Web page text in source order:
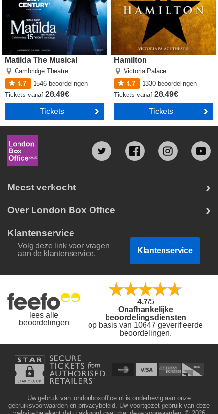
Matilda The Musical
Cambridge Theatre
4.7
1546 beoordelingen
Ticketsvanaf28.49€
Tickets
Hamilton
Victoria Palace
4.7
1330 beoordelingen
Ticketsvanaf28.49€
Tickets
Meest verkocht
Over London Box Office
Klantenservice
Volg deze link voor vragen
aan de klantenservice.
Klantenservice
lees alle
beoordelingen
4.7/5
Onafhankelijke
beoordelingsdiensten
op basis van 10647 geverifieerde
beoordelingen.
Uw gebruik van londonboxoffice.nl is onderhevig aan onze
gebruiksvoorwaarden en privacybeleid. Uw voortgezet gebruik van deze